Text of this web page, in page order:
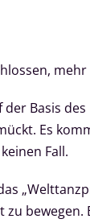
Basis
Es
Fall.